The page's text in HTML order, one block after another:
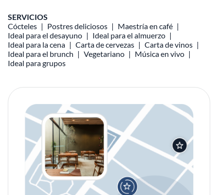
SERVICIOS
Cócteles
Postres deliciosos
Maestría en café
Ideal para el desayuno
Ideal para el almuerzo
Ideal para la cena
Carta de cervezas
Carta de vinos
Ideal para el brunch
Vegetariano
Música en vivo
Ideal para grupos